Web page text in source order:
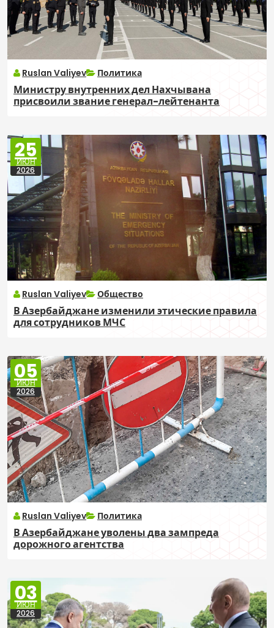
Ruslan Valiyev Политика
Министру внутренних дел Нахчывана
присвоили звание генерал-лейтенанта
25
ИЮН
2026
Ruslan Valiyev Общество
В Азербайджане изменили этические правила
для сотрудников МЧС
05
ИЮН
2026
Ruslan Valiyev Политика
В Азербайджане уволены два зампреда
дорожного агентства
03
ИЮН
2026